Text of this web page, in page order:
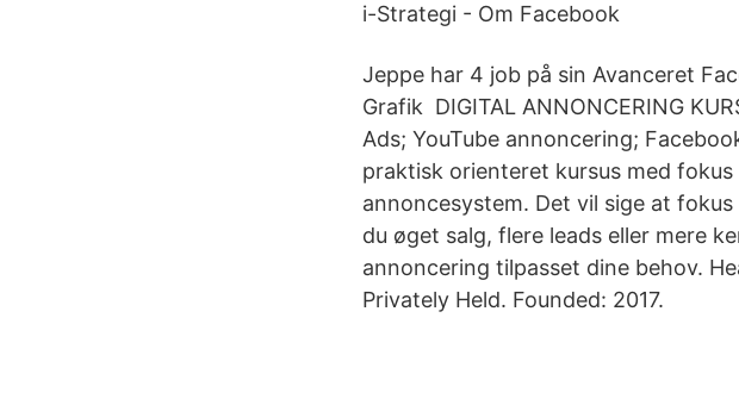
i-Strategi - Om Facebook
Jeppe har 4 job på sin Avanceret
Grafik DIGITAL ANNONCERING
Ads; YouTube annoncering;
praktisk orienteret kursus med
annoncesystem. Det vil sige at
du øget salg, flere leads eller mere
annoncering tilpasset dine behov.
Privately Held. Founded: 2017.